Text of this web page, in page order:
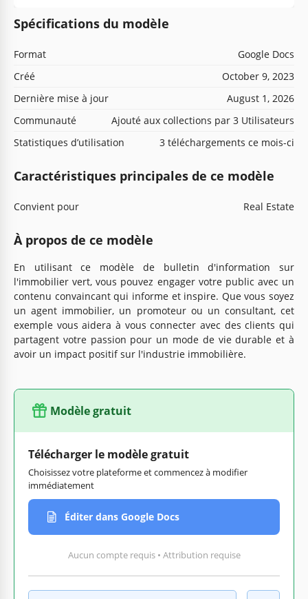
Spécifications du modèle
Format
Google Docs
Créé
October 9, 2023
Dernière mise à jour
August 1, 2026
Communauté
Ajouté aux collections par 3 Utilisateurs
Statistiques d’utilisation
3 téléchargements ce mois-ci
Caractéristiques principales de ce modèle
Convient pour Real Estate
À propos de ce modèle
En utilisant ce modèle de bulletin d'information sur
l'immobilier vert, vous pouvez engager votre public avec un
contenu convaincant qui informe et inspire. Que vous soyez
un agent immobilier, un promoteur ou un consultant, cet
exemple vous aidera à vous connecter avec des clients qui
partagent votre passion pour un mode de vie durable et à
avoir un impact positif sur l'industrie immobilière.
Modèle gratuit
Télécharger le modèle gratuit
Choisissez votre plateforme et commencez à modifier
immédiatement
Éditer dans Google Docs
Aucun compte requis • Attribution requise